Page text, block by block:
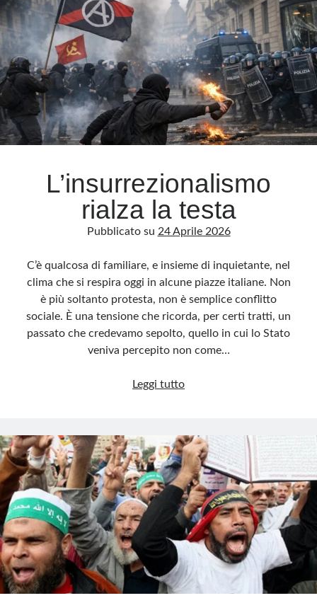
L’insurrezionalismo
rialza la testa
Pubblicato su 24 Aprile 2026
C’è qualcosa di familiare, e insieme di inquietante, nel
clima che si respira oggi in alcune piazze italiane. Non
è più soltanto protesta, non è semplice conflitto
sociale. È una tensione che ricorda, per certi tratti, un
passato che credevamo sepolto, quello in cui lo Stato
veniva percepito non come…
Leggi tuttoL’insurrezionalismo
testa